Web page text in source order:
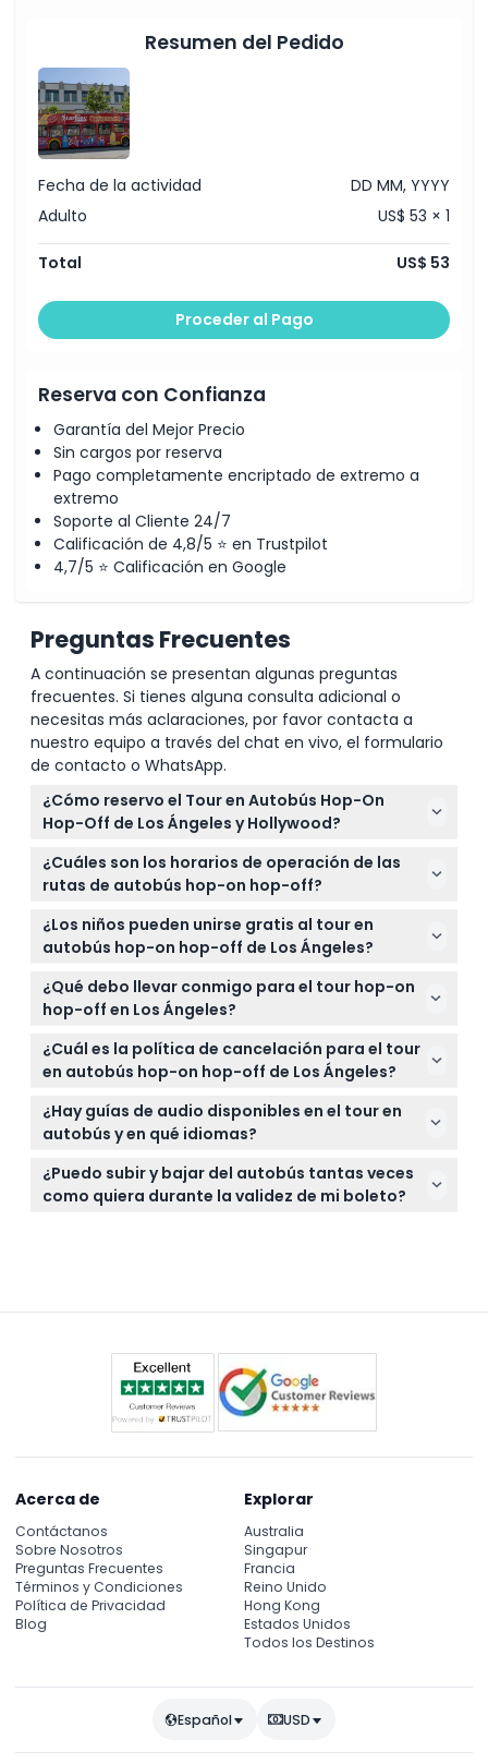
Resumen del Pedido
Fecha de la actividad
DD MM, YYYY
Adulto
US$ 53 × 1
Total US$ 53
Proceder al Pago
Reserva con Confianza
Garantía del Mejor Precio
Sin cargos por reserva
Pago completamente encriptado de extremo a
extremo
Soporte al Cliente 24/7
Calificación de 4,8/5 ⭐ en Trustpilot
4,7/5 ⭐ Calificación en Google
Preguntas Frecuentes
A continuación se presentan algunas preguntas
frecuentes. Si tienes alguna consulta adicional o
necesitas más aclaraciones, por favor contacta a
nuestro equipo a través del chat en vivo, el formulario
de contacto o WhatsApp.
¿Cómo reservo el Tour en Autobús Hop-On
Hop-Off de Los Ángeles y Hollywood?
Puede reservar fácilmente su boleto para el tour en
autobús hop-on hop-off en línea aquí mismo en
este sitio web, seleccionando su pase preferido de
24 o 48 horas y comprobando la disponibilidad al
instante.
¿Cuáles son los horarios de operación de las
rutas de autobús hop-on hop-off?
La Ruta Roja de Hollywood comienza a las 10:00 AM
con el último recorrido completo a las 4:30 PM, la
Ruta Amarilla de Santa Mónica opera de 9:30 AM a
4:13 PM, y la Ruta Púrpura del Centro corre de 10:00
AM a 3:00 PM (sujeto a cambios — por favor
¿Los niños pueden unirse gratis al tour en
autobús hop-on hop-off de Los Ángeles?
Sí, los niños de dos años o menos pueden unirse al
tour de forma gratuita, convirtiéndolo en una
opción de turismo familiar.
¿Qué debo llevar conmigo para el tour hop-on
hop-off en Los Ángeles?
Lleve zapatos cómodos para caminar, protección
solar como sombrero o protector solar, una
cámara para fotos y su boleto impreso o
electrónico para abordar el autobús sin problemas.
¿Cuál es la política de cancelación para el tour
en autobús hop-on hop-off de Los Ángeles?
Las cancelaciones hechas al menos 48 horas antes
de la fecha de viaje pueden incurrir en cargos de
transferencia, mientras que cualquier cancelación
después de ese periodo no es reembolsable.
¿Hay guías de audio disponibles en el tour en
autobús y en qué idiomas?
Sí, el tour incluye una guía de audio multilingüe
disponible en inglés, francés, alemán, italiano,
japonés, coreano, mandarín, portugués y español
¿Puedo subir y bajar del autobús tantas veces
como quiera durante la validez de mi boleto?
Acerca de
Contáctanos
Sobre Nosotros
Preguntas Frecuentes
Términos y Condiciones
Política de Privacidad
Blog
Explorar
Australia
Singapur
Francia
Reino Unido
Hong Kong
Estados Unidos
Todos los Destinos
Español USD